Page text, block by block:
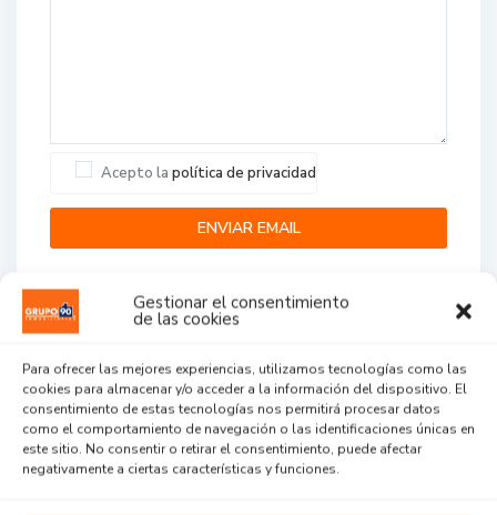
Gestionar el consentimiento
de las cookies
Para ofrecer las mejores experiencias, utilizamos tecnologías como las
cookies para almacenar y/o acceder a la información del dispositivo. El
consentimiento de estas tecnologías nos permitirá procesar datos
como el comportamiento de navegación o las identificaciones únicas en
este sitio. No consentir o retirar el consentimiento, puede afectar
negativamente a ciertas características y funciones.
Acepto la política de privacidad
Agent Reviews
...